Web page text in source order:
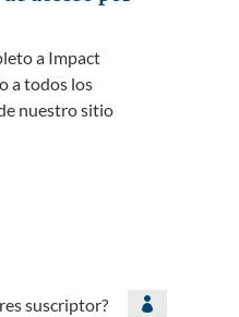
a Impact
a todos los
nuestro sitio
suscriptor? 